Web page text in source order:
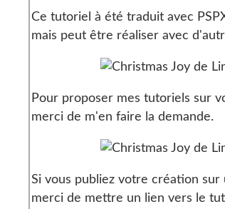
Ce tutoriel à été traduit avec
mais peut être réaliser avec
Pour proposer mes tutoriels sur
merci de m'en faire la demande.
Si vous publiez votre création sur
merci de mettre un lien vers le